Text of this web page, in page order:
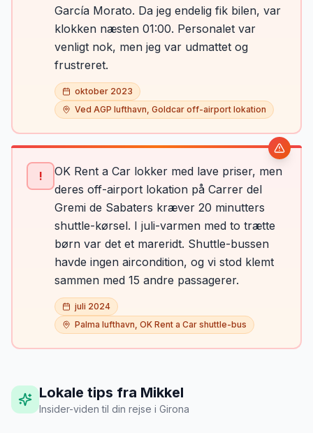
García Morato. Da jeg endelig fik bilen, var
klokken næsten 01:00. Personalet var
venligt nok, men jeg var udmattet og
frustreret.
oktober 2023
Ved AGP lufthavn, Goldcar off-airport lokation
!
OK Rent a Car lokker med lave priser, men
deres off-airport lokation på Carrer del
Gremi de Sabaters kræver 20 minutters
shuttle-kørsel. I juli-varmen med to trætte
børn var det et mareridt. Shuttle-bussen
havde ingen aircondition, og vi stod klemt
sammen med 15 andre passagerer.
juli 2024
Palma lufthavn, OK Rent a Car shuttle-bus
Lokale tips fra Mikkel
Insider-viden til din rejse i Girona